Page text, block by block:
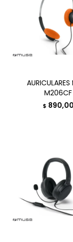
AURICULARES
M206CF
$ 890,00